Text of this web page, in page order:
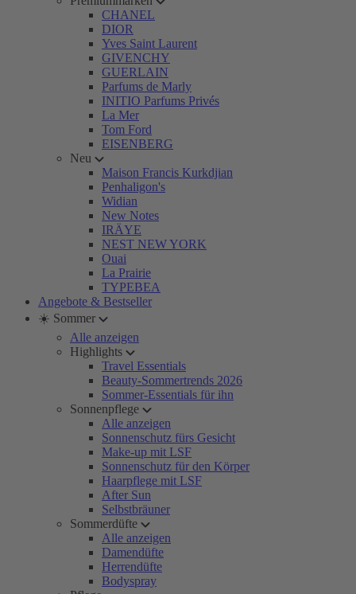
CHANEL
DIOR
Yves Saint Laurent
GIVENCHY
GUERLAIN
Parfums de Marly
INITIO Parfums Privés
La Mer
Tom Ford
EISENBERG
Neu
Maison Francis Kurkdjian
Penhaligon's
Widian
New Notes
IRÄYE
NEST NEW YORK
Ouai
La Prairie
TYPEBEA
Angebote & Bestseller
☀️ Sommer
Alle anzeigen
Highlights
Travel Essentials
Beauty-Sommertrends 2026
Sommer-Essentials für ihn
Sonnenpflege
Alle anzeigen
Sonnenschutz fürs Gesicht
Make-up mit LSF
Sonnenschutz für den Körper
Haarpflege mit LSF
After Sun
Selbstbräuner
Sommerdüfte
Alle anzeigen
Damendüfte
Herrendüfte
Bodyspray